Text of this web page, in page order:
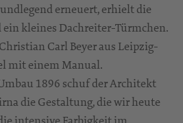
erneuert, erhielt die
ein kleines Dachreiter-Türmchen.
Carl Beyer aus Leipzig-
mit einem Manual.
1896 schuf der Architekt
die Gestaltung, die wir heute
intensive Farbigkeit im